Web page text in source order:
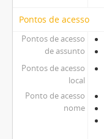
Pontos de acesso
Pontos de acesso
de assunto
Pontos de acesso
local
Ponto de acesso
nome